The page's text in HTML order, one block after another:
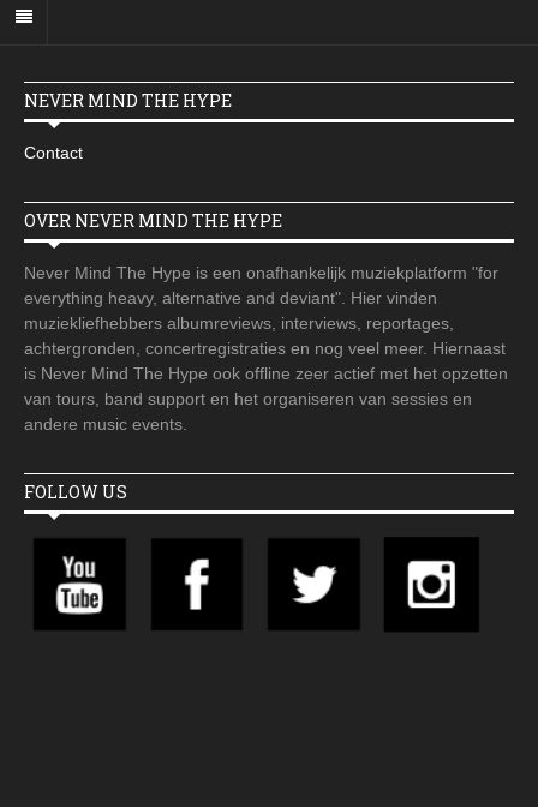
NEVER MIND THE HYPE
Contact
OVER NEVER MIND THE HYPE
Never Mind The Hype is een onafhankelijk muziekplatform "for
everything heavy, alternative and deviant". Hier vinden
muziekliefhebbers albumreviews, interviews, reportages,
achtergronden, concertregistraties en nog veel meer. Hiernaast
is Never Mind The Hype ook offline zeer actief met het opzetten
van tours, band support en het organiseren van sessies en
andere music events.
FOLLOW US